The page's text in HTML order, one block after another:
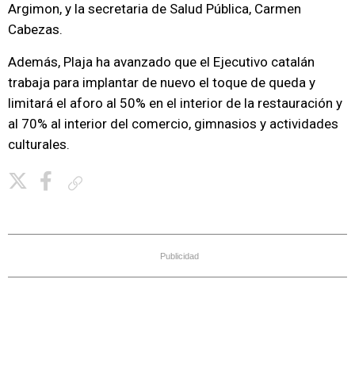
Argimon, y la secretaria de Salud Pública, Carmen
Cabezas.
Además, Plaja ha avanzado que el Ejecutivo catalán
trabaja para implantar de nuevo el toque de queda y
limitará el aforo al 50% en el interior de la restauración y
al 70% al interior del comercio, gimnasios y actividades
culturales.
Publicidad